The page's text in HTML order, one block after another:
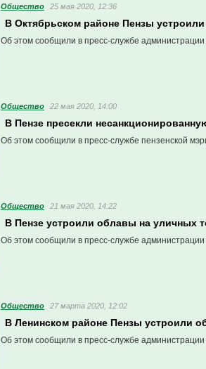
Общество 25 мая 2020, 12:36
В Октябрьском районе Пензы
Об этом сообщили в пресс-службе
Общество 22 мая 2020, 14:00
В Пензе пресекли
Об этом сообщили в пресс-службе пензенской
Общество 21 мая 2020, 14:22
В Пензе устроили облавы на уличных
Об этом сообщили в пресс-службе
Общество 27 марта 2020, 12:02
В Ленинском районе Пензы устроили
Об этом сообщили в пресс-службе